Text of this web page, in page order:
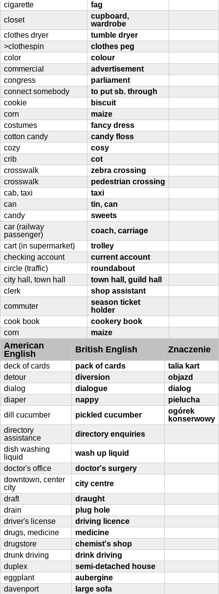
cigarette
fag
closet
cupboard,
wardrobe
clothes dryer
tumble dryer
>clothespin
clothes peg
color
colour
commercial
advertisement
congress
parliament
connect somebody
to put sb. through
cookie
biscuit
corn
maize
costumes
fancy dress
cotton candy
candy floss
cozy
cosy
crib
cot
crosswalk
zebra crossing
crosswalk
pedestrian crossing
cab, taxi
taxi
can
tin, can
candy
sweets
car (railway
passenger)
coach, carriage
cart (in supermarket)
trolley
checking account
current account
circle (traffic)
roundabout
city hall, town hall
town hall, guild hall
clerk
shop assistant
commuter
season ticket
holder
cook book
cookery book
corn
maize
American
English
British English Znaczenie
deck of cards pack of cards
talia kart
detour
diversion
objazd
dialog
dialogue
dialog
diaper
nappy
pielucha
dill cucumber
pickled cucumber
ogórek
konserwowy
directory
assistance
directory enquiries
dish washing
liquid
wash up liquid
doctor's office
doctor's surgery
downtown, center
city
city centre
draft
draught
drain
plug hole
driver's license
driving licence
drugs, medicine
medicine
drugstore
chemist's shop
drunk driving
drink driving
duplex
semi-detached house
eggplant
aubergine
davenport
large sofa